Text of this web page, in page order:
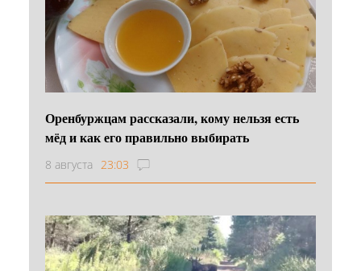
Оренбуржцам рассказали, кому нельзя есть
мёд и как его правильно выбирать
8 августа 23:03